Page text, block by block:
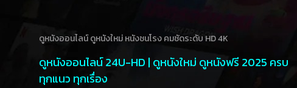
ดูหนังออนไลน์ ดูหนังใหม่ หนังชนโรง คมชัดระดับ HD 4K
ดูหนังออนไลน์ 24U-HD | ดูหนังใหม่ ดูหนังฟรี 2025 ครบ
ทุกแนว ทุกเรื่อง